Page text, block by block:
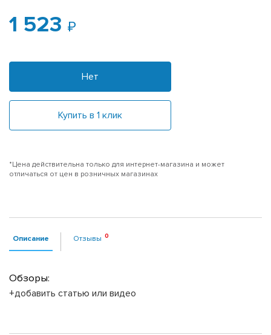
1 523
Нет
Купить в 1 клик
*Цена действительна только для интернет-магазина и может
отличаться от цен в розничных магазинах
Описание Отзывы
Обзоры:
+добавить статью или видео